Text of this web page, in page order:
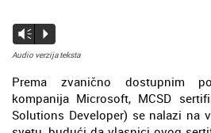
Vm
P
Audio verzija teksta
Prema zvanično dostupnim
kompanija Microsoft, MCSD
Solutions Developer) se nalazi na